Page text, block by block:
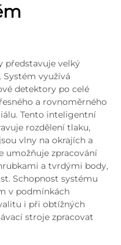
představuje velký
využívá
detektory po celé
a rovnoměrného
Tento inteligentní
rozdělení tlaku,
vlny na okrajích a
umožňuje zpracování
a tvrdými body,
Schopnost systému
v podmínkách
i při obtížných
stroje zpracovat